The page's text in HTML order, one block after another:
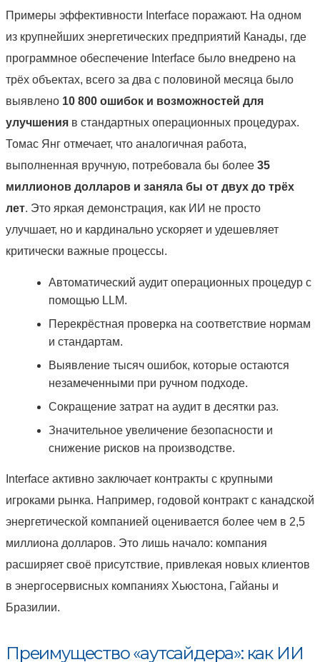
Примеры эффективности Interface поражают. На одном
из крупнейших энергетических предприятий Канады, где
программное обеспечение Interface было внедрено на
трёх объектах, всего за два с половиной месяца было
выявлено 10 800 ошибок и возможностей для
улучшения в стандартных операционных процедурах.
Томас Янг отмечает, что аналогичная работа,
выполненная вручную, потребовала бы более 35
миллионов долларов и заняла бы от двух до трёх
лет. Это яркая демонстрация, как ИИ не просто
улучшает, но и кардинально ускоряет и удешевляет
критически важные процессы.
Автоматический аудит операционных процедур с
помощью LLM.
Перекрёстная проверка на соответствие нормам
и стандартам.
Выявление тысяч ошибок, которые остаются
незамеченными при ручном подходе.
Сокращение затрат на аудит в десятки раз.
Значительное увеличение безопасности и
снижение рисков на производстве.
Interface активно заключает контракты с крупными
игроками рынка. Например, годовой контракт с канадской
энергетической компанией оценивается более чем в 2,5
миллиона долларов. Это лишь начало: компания
расширяет своё присутствие, привлекая новых клиентов
в энергосервисных компаниях Хьюстона, Гайаны и
Бразилии.
Преимущество «аутсайдера»: как ИИ